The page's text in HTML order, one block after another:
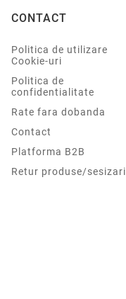
CONTACT
Politica de utilizare
Cookie-uri
Politica de
confidentialitate
Rate fara dobanda
Contact
Platforma B2B
Retur produse/sesizari